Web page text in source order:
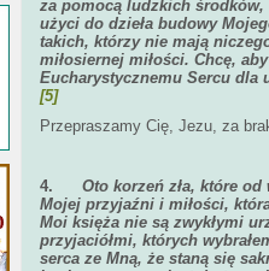
za pomocą ludzkich
użyci do dzieła budowy
takich, którzy nie mają
miłosiernej miłości. Chcę,
Eucharystycznemu Sercu dla
[5]
Przepraszamy Cię, Jezu, za
4. Oto korzeń zła, które
Mojej przyjaźni i miłości,
Moi księża nie są zwykłymi
przyjaciółmi, których
serca ze Mną, że staną się